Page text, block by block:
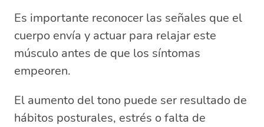
Es importante reconocer las señales que el
cuerpo envía y actuar para relajar este
músculo antes de que los síntomas
empeoren.
El aumento del tono puede ser resultado de
hábitos posturales, estrés o falta de